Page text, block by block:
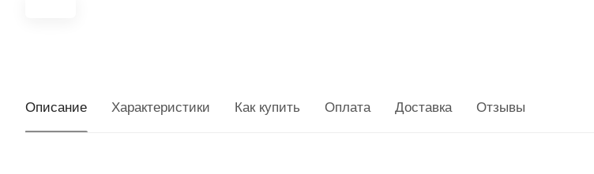
Описание Характеристики Как купить Оплата Доставка Отзывы